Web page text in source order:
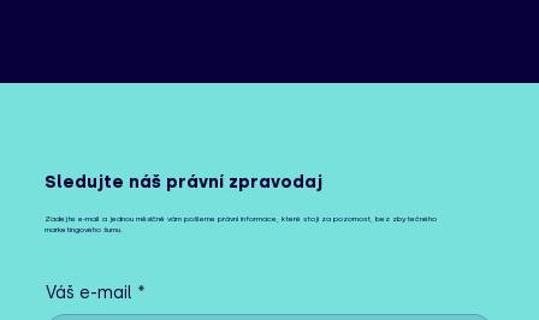
Sledujte náš právní zpravodaj
Zadejte e-mail a jednou měsíčně vám pošleme právní informace, které stojí za pozornost, bez zbytečného
marketingového šumu.
Váš e-mail *